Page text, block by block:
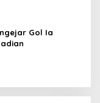
Gol Ia